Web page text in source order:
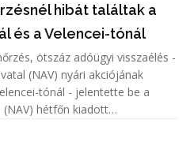
hibát találtak a
és a Velencei-tónál
ötszáz adóügyi visszaélés -
(NAV) nyári akciójának
tónál - jelentette be a
hétfőn kiadott